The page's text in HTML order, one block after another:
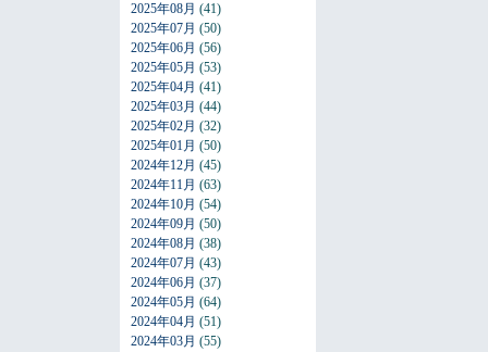
2025年08月 (41)
2025年07月 (50)
2025年06月 (56)
2025年05月 (53)
2025年04月 (41)
2025年03月 (44)
2025年02月 (32)
2025年01月 (50)
2024年12月 (45)
2024年11月 (63)
2024年10月 (54)
2024年09月 (50)
2024年08月 (38)
2024年07月 (43)
2024年06月 (37)
2024年05月 (64)
2024年04月 (51)
2024年03月 (55)